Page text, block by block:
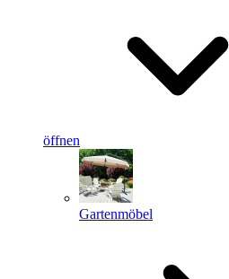
öffnen
Gartenmöbel